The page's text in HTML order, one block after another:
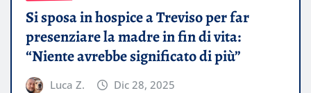
Si sposa in hospice a Treviso per far
presenziare la madre in fin di vita:
“Niente avrebbe significato di più”
Luca Z. Dic 28, 2025